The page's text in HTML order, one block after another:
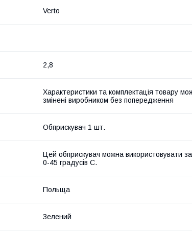
Verto
2,8
Характеристики та комплектація товару
змінені виробником без попередження
Обприскувач 1 шт.
Цей обприскувач можна використовувати
0-45 градусів C.
Польща
Зелений